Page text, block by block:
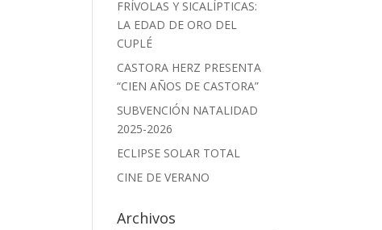
FRÍVOLAS Y SICALÍPTICAS:
LA EDAD DE ORO DEL
CUPLÉ
CASTORA HERZ PRESENTA
“CIEN AÑOS DE CASTORA”
SUBVENCIÓN NATALIDAD
2025-2026
ECLIPSE SOLAR TOTAL
CINE DE VERANO
Archivos